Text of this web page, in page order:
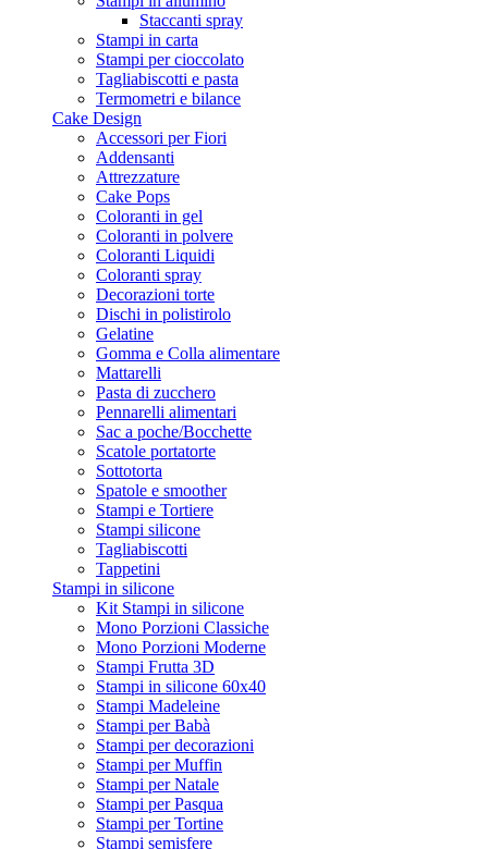
Staccanti spray
Stampi in carta
Stampi per cioccolato
Tagliabiscotti e pasta
Termometri e bilance
Cake Design
Accessori per Fiori
Addensanti
Attrezzature
Cake Pops
Coloranti in gel
Coloranti in polvere
Coloranti Liquidi
Coloranti spray
Decorazioni torte
Dischi in polistirolo
Gelatine
Gomma e Colla alimentare
Mattarelli
Pasta di zucchero
Pennarelli alimentari
Sac a poche/Bocchette
Scatole portatorte
Sottotorta
Spatole e smoother
Stampi e Tortiere
Stampi silicone
Tagliabiscotti
Tappetini
Stampi in silicone
Kit Stampi in silicone
Mono Porzioni Classiche
Mono Porzioni Moderne
Stampi Frutta 3D
Stampi in silicone 60x40
Stampi Madeleine
Stampi per Babà
Stampi per decorazioni
Stampi per Muffin
Stampi per Natale
Stampi per Pasqua
Stampi per Tortine
Stampi semisfere